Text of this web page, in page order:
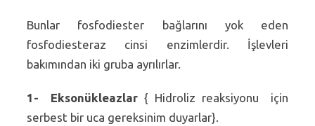
Bunlar fosfodiester bağlarını yok eden
fosfodiesteraz cinsi enzimlerdir. İşlevleri
bakımından iki gruba ayrılırlar.
1- Eksonükleazlar { Hidroliz reaksiyonu için
serbest bir uca gereksinim duyarlar}.